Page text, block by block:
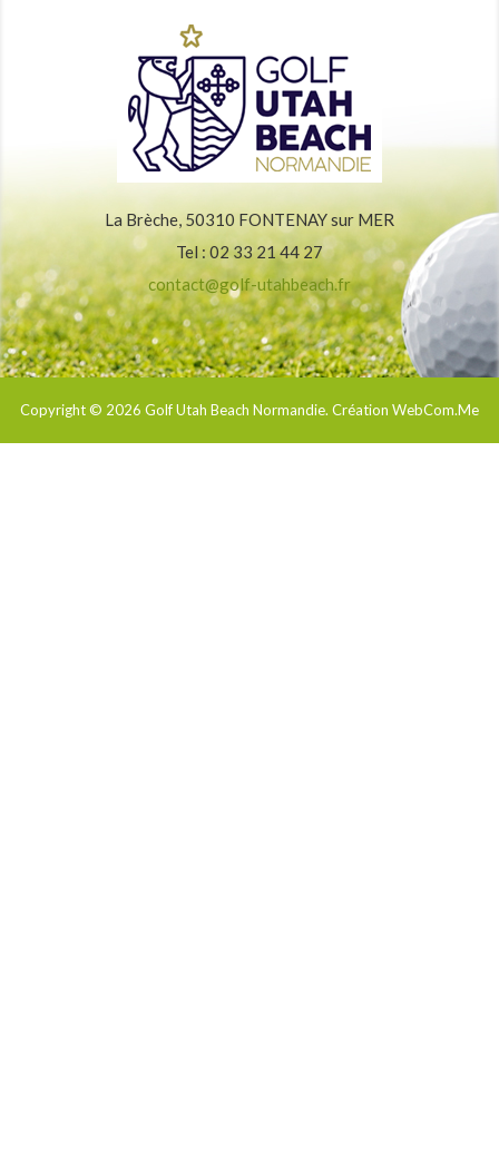
La Brèche, 50310 FONTENAY sur MER
Tel : 02 33 21 44 27
contact@golf-utahbeach.fr
Copyright © 2026 Golf Utah Beach Normandie. Création WebCom.Me